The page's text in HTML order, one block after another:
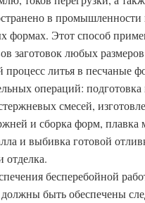
в промышленности
формах. Этот способ
заготовок любых
процесс литья в песчаные
операций:
смесей,
и сборка форм, плавка
и выбивка готовой
отделка.
бесперебойной
быть обеспечены